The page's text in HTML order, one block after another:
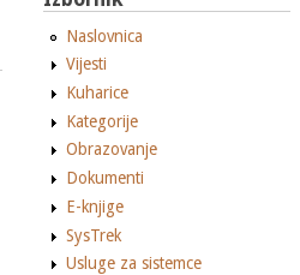
Naslovnica
Vijesti
Kuharice
Kategorije
Obrazovanje
Dokumenti
E-knjige
SysTrek
Usluge za sistemce